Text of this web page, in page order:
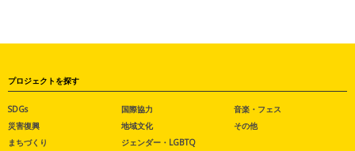
プロジェクトを探す
SDGs
災害復興
まちづくり
国際協力
地域文化
ジェンダー・LGBTQ
音楽・フェス
その他